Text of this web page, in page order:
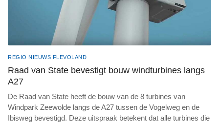
REGIO NIEUWS FLEVOLAND
Raad van State bevestigt bouw windturbines langs
A27
De Raad van State heeft de bouw van de 8 turbines van
Windpark Zeewolde langs de A27 tussen de Vogelweg en de
Ibisweg bevestigd. Deze uitspraak betekent dat alle turbines die